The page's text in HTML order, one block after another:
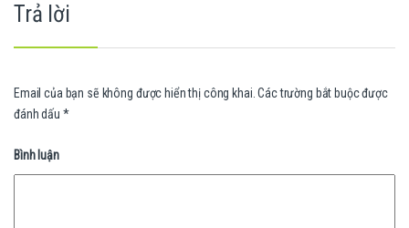
Trả lời
Email của bạn sẽ không được hiển thị công khai. Các trường bắt buộc được
đánh dấu *
Bình luận